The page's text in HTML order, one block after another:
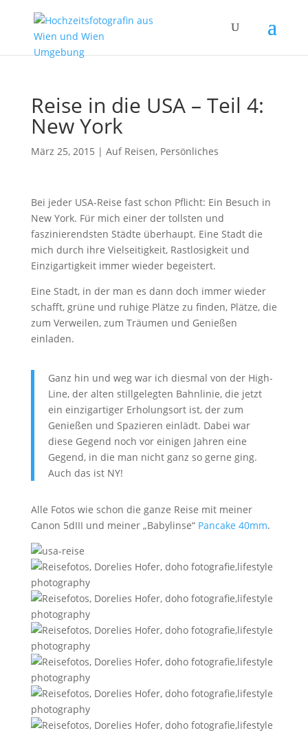
Reise in die USA – Teil 4:
New York
März 25, 2015 | Auf Reisen, Persönliches
Bei jeder USA-Reise fast schon Pflicht: Ein Besuch in
New York. Für mich einer der tollsten und
faszinierendsten Städte überhaupt. Eine Stadt die
mich durch ihre Vielseitigkeit, Rastlosigkeit und
Einzigartigkeit immer wieder begeistert.
Eine Stadt, in der man es dann doch immer wieder
schafft, grüne und ruhige Plätze zu finden, Plätze, die
zum Verweilen, zum Träumen und Genießen
einladen.
Ganz hin und weg war ich diesmal von der High-
Line, der alten stillgelegten Bahnlinie, die jetzt
ein einzigartiger Erholungsort ist, der zum
Genießen und Spazieren einlädt. Dabei war
diese Gegend noch vor einigen Jahren eine
Gegend, in die man nicht ganz so gerne ging.
Auch das ist NY!
Alle Fotos wie schon die ganze Reise mit meiner
Canon 5dIII und meiner „Babylinse“ Pancake 40mm.